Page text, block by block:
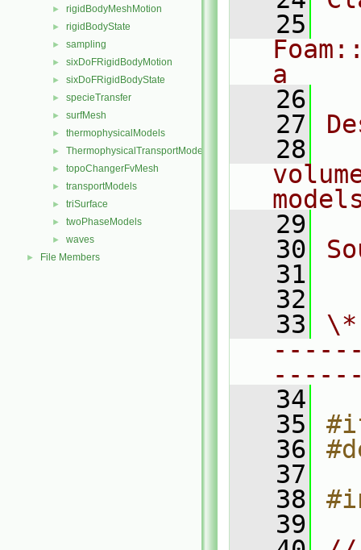
► rigidBodyMeshMotion
► rigidBodyState
► sampling
► sixDoFRigidBodyMotion
► sixDoFRigidBodyState
► specieTransfer
► surfMesh
► thermophysicalModels
► ThermophysicalTransportModels
► topoChangerFvMesh
► transportModels
► triSurface
► twoPhaseModels
► waves
► File Members
   25
a
   26
   27
   28
   29
   30
   31
   32
   33
   34
   35
   36
   37
   38
   39